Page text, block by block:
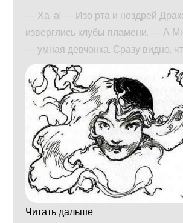
— Ха-а! — Изо рта и ноздрей
изверглись клубы пламени. — А
— умная девчонка. Сразу видно,
Читать дальше